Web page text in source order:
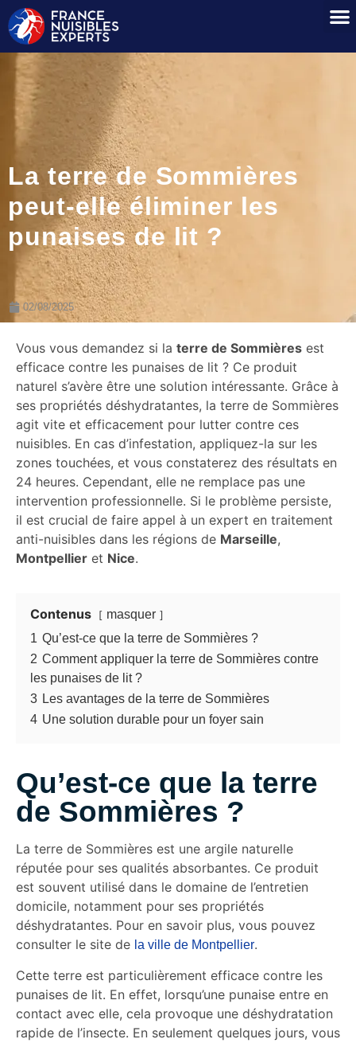
La terre de Sommières
peut-elle éliminer les
punaises de lit ?
02/08/2025
Vous vous demandez si la terre de Sommières est
efficace contre les punaises de lit ? Ce produit
naturel s’avère être une solution intéressante. Grâce à
ses propriétés déshydratantes, la terre de Sommières
agit vite et efficacement pour lutter contre ces
nuisibles. En cas d’infestation, appliquez-la sur les
zones touchées, et vous constaterez des résultats en
24 heures. Cependant, elle ne remplace pas une
intervention professionnelle. Si le problème persiste,
il est crucial de faire appel à un expert en traitement
anti-nuisibles dans les régions de Marseille,
Montpellier et Nice.
Contenus
masquer
1 Qu’est-ce que la terre de Sommières ?
2 Comment appliquer la terre de Sommières contre
les punaises de lit ?
3 Les avantages de la terre de Sommières
4 Une solution durable pour un foyer sain
Qu’est-ce que la terre
de Sommières ?
La terre de Sommières est une argile naturelle
réputée pour ses qualités absorbantes. Ce produit
est souvent utilisé dans le domaine de l’entretien
domicile, notamment pour ses propriétés
déshydratantes. Pour en savoir plus, vous pouvez
consulter le site de la ville de Montpellier.
Cette terre est particulièrement efficace contre les
punaises de lit. En effet, lorsqu’une punaise entre en
contact avec elle, cela provoque une déshydratation
rapide de l’insecte. En seulement quelques jours, vous